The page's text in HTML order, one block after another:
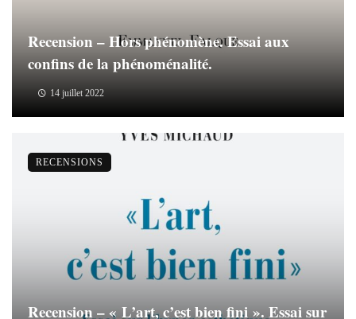
Recension – Hors phénomène. Essai aux
confins de la phénoménalité.
14 juillet 2022
Recension – « L’art, c’est bien fini ». Essai sur
RECENSIONS